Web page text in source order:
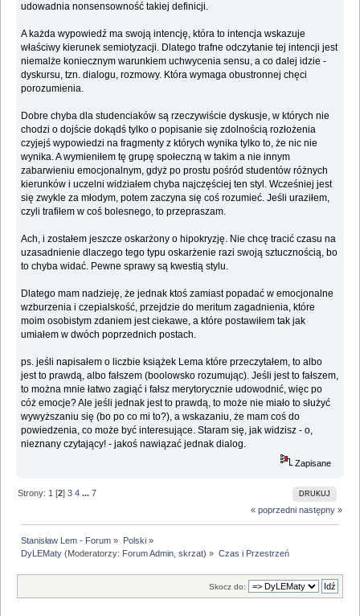
udowadnia nonsensowność takiej definicji.
A każda wypowiedź ma swoją intencję, która to intencja wskazuje
właściwy kierunek semiotyzacji. Dlatego trafne odczytanie tej intencji jest
niemalże koniecznym warunkiem uchwycenia sensu, a co dalej idzie -
dyskursu, tzn. dialogu, rozmowy. Która wymaga obustronnej chęci
porozumienia.
Dobre chyba dla studenciaków są rzeczywiście dyskusje, w których nie
chodzi o dojście dokądś tylko o popisanie się zdolnością rozłożenia
czyjejś wypowiedzi na fragmenty z których wynika tylko to, że nic nie
wynika. A wymieniłem tę grupę społeczną w takim a nie innym
zabarwieniu emocjonalnym, gdyż po prostu pośród studentów różnych
kierunków i uczelni widziałem chyba najczęściej ten styl. Wcześniej jest
się zwykle za młodym, potem zaczyna się coś rozumieć. Jeśli uraziłem,
czyli trafiłem w coś bolesnego, to przepraszam.
Ach, i zostałem jeszcze oskarżony o hipokryzję. Nie chcę tracić czasu na
uzasadnienie dlaczego tego typu oskarżenie razi swoją sztucznością, bo
to chyba widać. Pewne sprawy są kwestią stylu.
Dlatego mam nadzieję, że jednak ktoś zamiast popadać w emocjonalne
wzburzenia i czepialskość, przejdzie do meritum zagadnienia, które
moim osobistym zdaniem jest ciekawe, a które postawiłem tak jak
umiałem w dwóch poprzednich postach.
ps. jeśli napisałem o liczbie książek Lema które przeczytałem, to albo
jest to prawdą, albo fałszem (boolowsko rozumując). Jeśli jest to fałszem,
to można mnie łatwo zagiąć i fałsz merytorycznie udowodnić, więc po
cóż emocje? Ale jeśli jednak jest to prawdą, to może nie miało to służyć
wywyższaniu się (bo po co mi to?), a wskazaniu, że mam coś do
powiedzenia, co może być interesujące. Staram się, jak widzisz - o,
nieznany czytający! - jakoś nawiązać jednak dialog.
Zapisane
DRUKUJ
Strony: 1 [2]3 4 ...7
« poprzedni następny »
Stanisław Lem - Forum » Polski»
DyLEMaty (Moderatorzy: Forum Admin ,skrzat) » Czas i Przestrzeń
Skocz do: